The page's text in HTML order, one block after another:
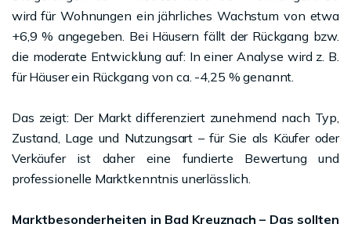
wird für Wohnungen ein jährliches Wachstum von etwa
+6,9 % angegeben. Bei Häusern fällt der Rückgang bzw.
die moderate Entwicklung auf: In einer Analyse wird z. B.
für Häuser ein Rückgang von ca. -4,25 % genannt.
Das zeigt: Der Markt differenziert zunehmend nach Typ,
Zustand, Lage und Nutzungsart – für Sie als Käufer oder
Verkäufer ist daher eine fundierte Bewertung und
professionelle Markt­kenntnis unerlässlich.
Marktbesonderheiten in Bad Kreuznach – Das sollten